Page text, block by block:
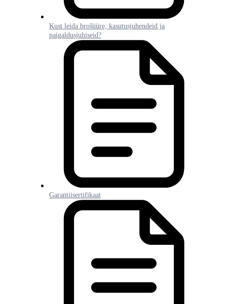
Kust leida brošüüre, kasutusjuhendeid ja
paigaldusjuhiseid?
Garantiisertifikaat